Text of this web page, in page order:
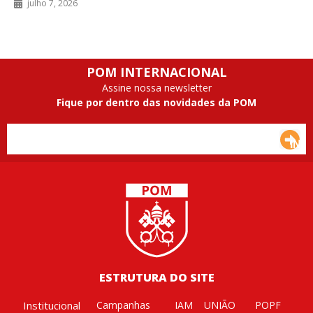
julho 7, 2026
POM INTERNACIONAL
Assine nossa newsletter
Fique por dentro das novidades da POM
ESTRUTURA DO SITE
Institucional Campanhas IAM UNIÃO POPF